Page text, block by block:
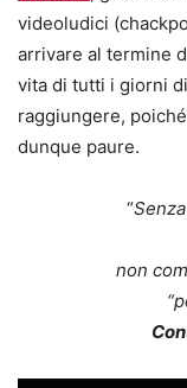
videoludici
arrivare al termine
vita di tutti i giorni
raggiungere, poiché
dunque paure.
“
non